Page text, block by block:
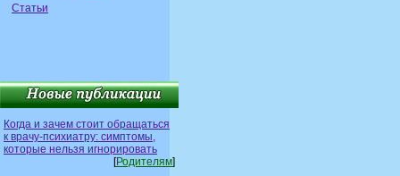
Статьи
Когда и зачем стоит обращаться
к врачу-психиатру: симптомы,
которые нельзя игнорировать
[Родителям]